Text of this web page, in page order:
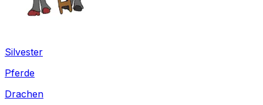
Silvester
Pferde
Drachen